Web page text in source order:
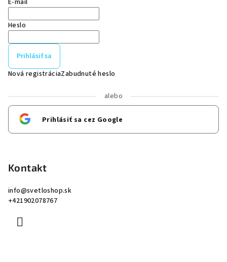
E-mail
Heslo
Prihlásiť sa
Nová registráciaZabudnuté heslo
alebo
Prihlásiť sa cez Google
Kontakt
info@svetloshop.sk
+421902078767